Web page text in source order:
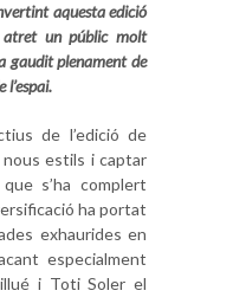
aquesta edició
un públic molt
gaudit plenament de
l’espai.
de l’edició de
estils i captar
s’ha complert
ha portat
exhaurides en
especialment
i Toti Soler el